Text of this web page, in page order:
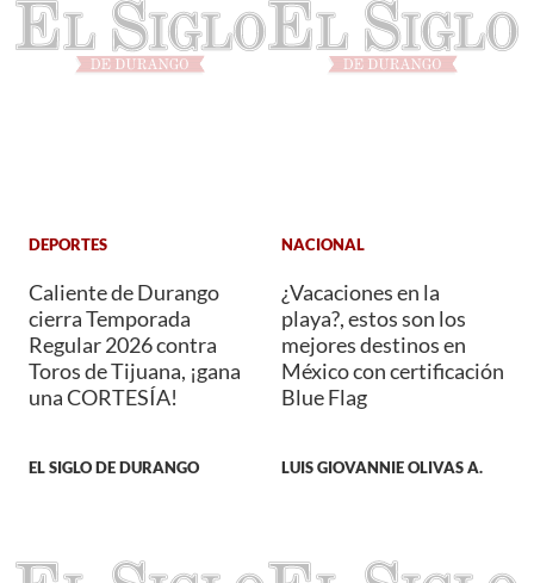
DEPORTES
Caliente de Durango
cierra Temporada
Regular 2026 contra
Toros de Tijuana, ¡gana
una CORTESÍA!
EL SIGLO DE DURANGO
NACIONAL
¿Vacaciones en la
playa?, estos son los
mejores destinos en
México con certificación
Blue Flag
LUIS GIOVANNIE OLIVAS A.